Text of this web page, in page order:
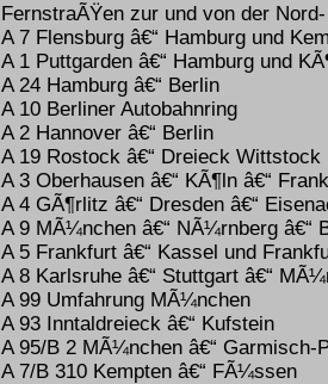
FernstraÃŸen zur und von der
A 7 Flensburg â€“ Hamburg und
A 1 Puttgarden â€“ Hamburg und
A 24 Hamburg â€“ Berlin
A 10 Berliner Autobahnring
A 2 Hannover â€“ Berlin
A 19 Rostock â€“ Dreieck Wittstock
A 3 Oberhausen â€“ KÃ¶ln â€“
A 4 GÃ¶rlitz â€“ Dresden â€“
A 9 MÃ¼nchen â€“ NÃ¼rnberg â€“
A 5 Frankfurt â€“ Kassel und
A 8 Karlsruhe â€“ Stuttgart â€“
A 99 Umfahrung MÃ¼nchen
A 93 Inntaldreieck â€“ Kufstein
A 95/B 2 MÃ¼nchen â€“ Garmisch-
A 7/B 310 Kempten â€“ FÃ¼ssen